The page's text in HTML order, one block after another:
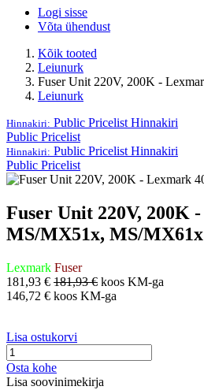
Logi sisse
Võta ühendust
Kõik tooted
Leiunurk
Fuser Unit 220V, 200K -
Leiunurk
Hinnakiri: Public Pricelist Hinnakiri
Public Pricelist
Hinnakiri: Public Pricelist Hinnakiri
Public Pricelist
Fuser Unit 220V, 200K
MS/MX51x, MS/MX61x
Lexmark Fuser
181,93 € 181,93€ koos KM-ga
146,72 € koos KM-ga
Lisa ostukorvi
Osta kohe
Lisa soovinimekirja